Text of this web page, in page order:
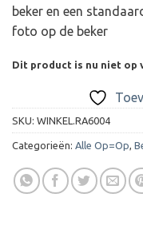
beker en een
foto op de beker
Dit product is nu niet op
SKU: WINKEL.RA6004
Categorieën: Alle Op=Op,